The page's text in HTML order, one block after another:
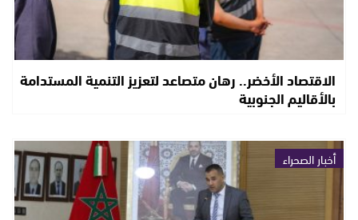
الاقتصاد الأخضر.. رهان متصاعد لتعزيز التنمية المستدامة
بالأقاليم الجنوبية
أخبار الصحراء